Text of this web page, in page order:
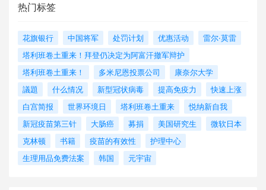
热门标签
花旗银行 中国将军 处罚计划 优惠活动
雷尔·莫雷
塔利班卷土重来！拜登仍决定为阿富汗撤军辩护
塔利班卷土重来！
多米尼恩投票公司
康奈尔大学
議題
什么情况 新型冠状病毒 提高免疫力
快速上涨
白宫简报
世界环境日 塔利班卷土重来
悦纳新自我
新冠疫苗第三针
大肠癌 募捐 美国研究生
微软日本
克林顿
书籍 疫苗的有效性
护理中心
生理用品免费法案
韩国 元宇宙